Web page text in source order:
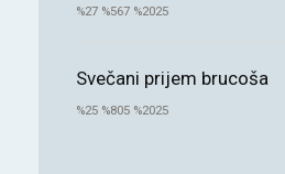
%27 %567 %2025
Svečani prijem brucoša
%25 %805 %2025